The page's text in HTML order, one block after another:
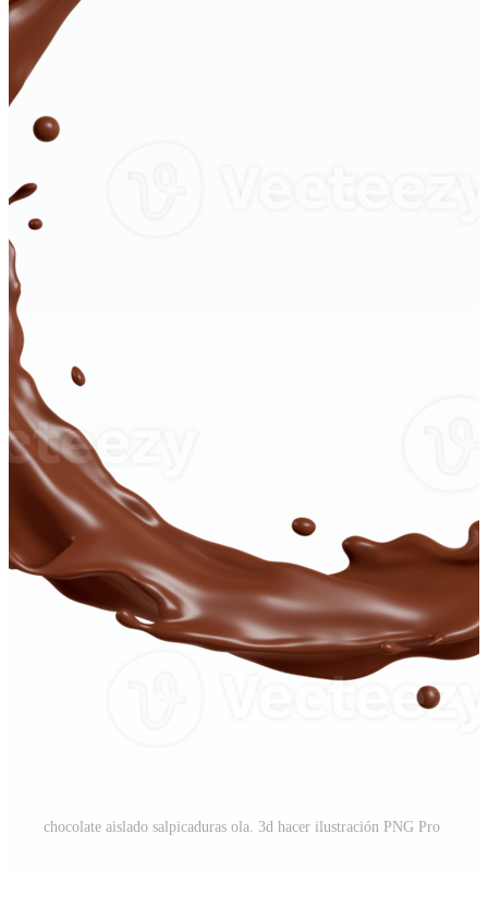
chocolate aislado salpicaduras ola. 3d hacer ilustración PNG Pro